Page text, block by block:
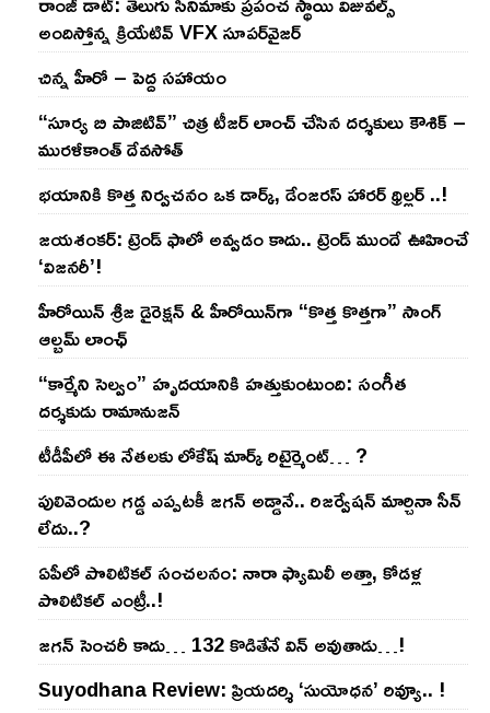
అందిస్తోన్న క్రియేటివ్ VFX సూపర్‌వైజర్
చిన్న హీరో – పెద్ద సహాయం
“సూర్య బి పాజిటివ్” చిత్ర టీజర్ లాంచ్ చేసిన‌ దర్శకులు కౌశిక్ –
మురళీకాంత్ దేవసోత్
భయానికి కొత్త నిర్వచనం ఒక డార్క్, డేంజరస్ హారర్ థ్రిల్లర్ ..!
జయశంకర్: ట్రెండ్‌ ఫాలో అవ్వడం కాదు.. ట్రెండ్‌ ముందే ఊహించే
‘విజనరీ’!
హీరోయిన్ శ్రీజ డైరెక్ష‌న్ & హీరోయిన్‌గా “కొత్త కొత్తగా” సాంగ్
ఆల్బమ్ లాంఛ్
“కార్మేని సెల్వం” హృదయానికి హత్తుకుంటుంది: సంగీత
దర్శకుడు రామానుజన్
టీడీపీలో ఈ నేత‌ల‌కు లోకేష్ మార్క్ రిటైర్మెంట్‌… ?
పులివెందుల గ‌డ్డ ఎప్ప‌ట‌కీ జ‌గ‌న్ అడ్డానే.. రిజ‌ర్వేష‌న్ మార్చినా సీన్
లేదు..?
ఏపీలో పొలిటిక‌ల్ సంచ‌ల‌నం: నారా ఫ్యామిలీ అత్తా, కోడ‌ళ్ల
పొలిటికల్ ఎంట్రీ..!
జ‌గ‌న్ సెంచ‌రీ కాదు… 132 కొడితేనే విన్ అవుతాడు…!
Suyodhana Review: ప్రియదర్శి ‘సుయోధన’ రివ్యూ.. !